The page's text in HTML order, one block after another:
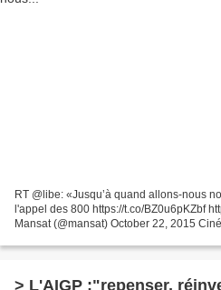
RT @libe: «Jusqu’à quand allons-nous
l'appel des 800 https://t.co/BZ0u6pKZbf
Mansat (@mansat) October 22, 2015
> L'AIGP :"repenser,